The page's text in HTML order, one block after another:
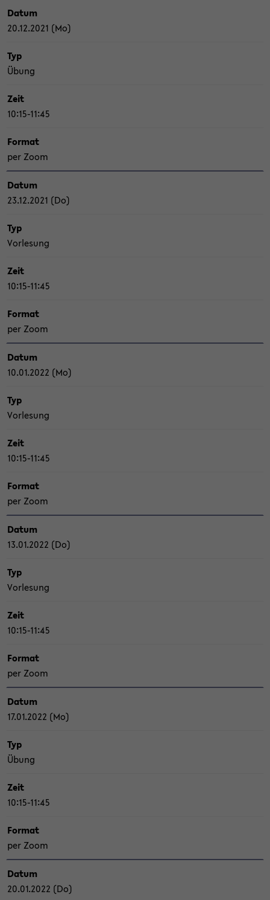
Datum
20.12.2021 (Mo)
Typ
Übung
Zeit
10:15-11:45
For­mat
per Zoom
Datum
23.12.2021 (Do)
Typ
Vor­le­sung
Zeit
10:15-11:45
For­mat
per Zoom
Datum
10.01.2022 (Mo)
Typ
Vor­le­sung
Zeit
10:15-11:45
For­mat
per Zoom
Datum
13.01.2022 (Do)
Typ
Vor­le­sung
Zeit
10:15-11:45
For­mat
per Zoom
Datum
17.01.2022 (Mo)
Typ
Übung
Zeit
10:15-11:45
For­mat
per Zoom
Datum
20.01.2022 (Do)